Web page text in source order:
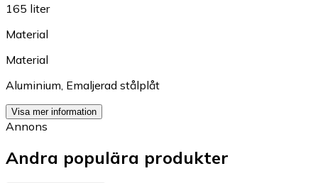
165 liter
Material
Material
Aluminium Emaljerad stålplåt
Visa mer information
Annons
Andra populära produkter